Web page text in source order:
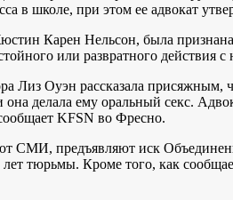
в школе, при этом ее адвокат
Карен Нельсон, была
или развратного действия
Лиз Оуэн рассказала
делала ему оральный секс.
KFSN во Фресно.
СМИ, предъявляют иск
тюрьмы. Кроме того, как